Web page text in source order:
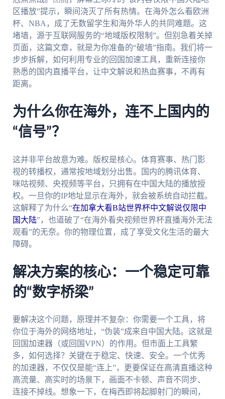
区播放”提示，瞬间浇灭了所有热情。在海外怎么看欧洲
杯、NBA，成了无数留学生和海外华人的共同难题。这
堵墙，源于互联网服务的“地域版权限制”。但别急着关掉
页面，这篇文章，就是为你准备的“破墙”指南。我们将一
步步拆解，如何利用专业的回国加速工具，重新连接你
熟悉的国内直播平台，让中文解说和热血赛事，不再有
距离。
为什么你在海外，连不上国内的
“信号”？
这并非平台故意为难。版权是核心。体育赛事、热门影
视的转播权，通常按地域划分出售。国内的腾讯体育、
咪咕视频、央视频等平台，只拥有在中国大陆的播放授
权。一旦你的IP地址显示在海外，就会被系统自动拦截。
这解释了为什么“在加拿大看B站世界杯中文解说仅限中
国大陆”，也道破了“在海外看央视频世界杯直播海外无法
观看”的无奈。你的物理位置，成了享受文化生活的最大
障碍。
解决方案的核心：一个稳定可靠
的“数字桥梁”
要解决这个问题，原理并不复杂：你需要一个工具，将
你位于海外的网络地址，“伪装”成来自中国大陆。这就是
回国加速器（或回国VPN）的作用。但市面上工具繁
多，如何选择？关键在于稳定、快速、安全。一个优秀
的加速器，不仅仅是能“连上”，更要保证在高清直播这种
高流量、高实时的场景下，画面不卡顿、声音不同步、
连接不掉线。想象一下，在梅西即将起脚射门的瞬间，